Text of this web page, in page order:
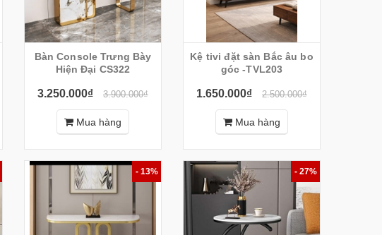
Bàn Console Trưng Bày
Hiện Đại CS322
3.250.000₫ 3.900.000₫
Mua hàng
Kệ tivi đặt sàn Bắc âu bo
góc -TVL203
1.650.000₫ 2.500.000₫
Mua hàng
- 13% - 27%